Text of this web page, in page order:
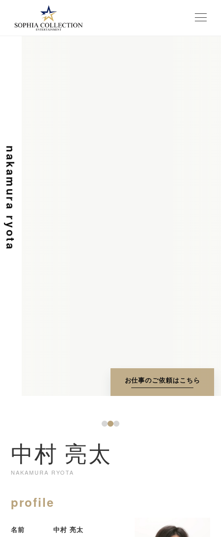
メニュー
nakamura ryota
お仕事のご依頼はこちら
1 2 3
中村 亮太
NAKAMURA RYOTA
profile
名前
中村 亮太